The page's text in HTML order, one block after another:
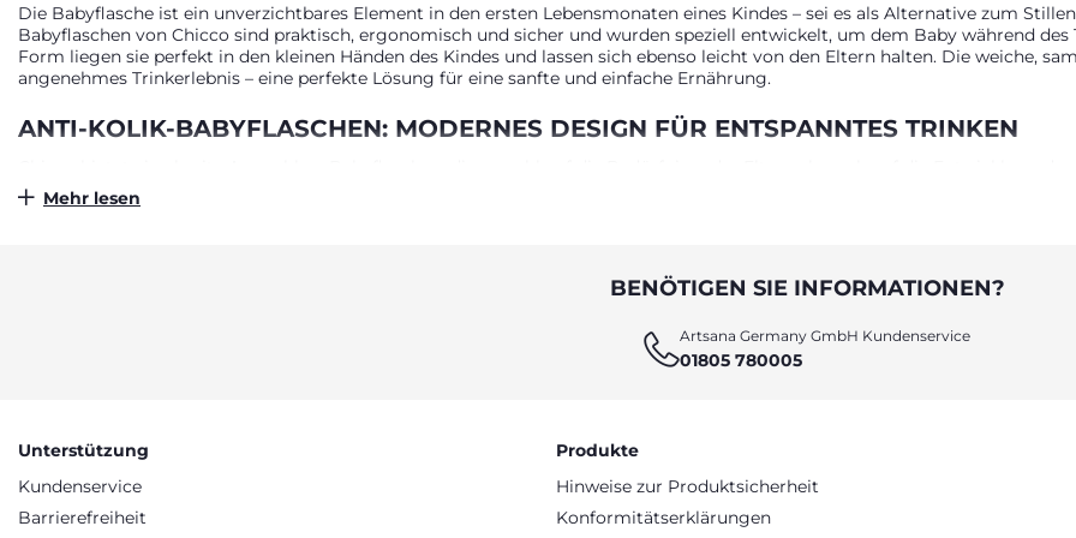
Die Babyflasche ist ein unverzichtbares Element in den ersten Lebensmonaten eines Kindes – sei es als Alternative zum
Babyflaschen von Chicco sind praktisch, ergonomisch und sicher und wurden speziell entwickelt, um dem Baby während
Form liegen sie perfekt in den kleinen Händen des Kindes und lassen sich ebenso leicht von den Eltern halten. Die weiche,
angenehmes Trinkerlebnis – eine perfekte Lösung für eine sanfte und einfache Ernährung.
ANTI-KOLIK-BABYFLASCHEN: MODERNES DESIGN FÜR ENTSPANNTES TRINKEN
hitzebeständig und widerstandsfähig gegenüber Temperaturschwankungen. Die ergonomische Form sorgt für eine einfache
biofunktionalen Anti-Kolik-Babyflaschen der PERFECT 5 Serie bieten ein besonders natürliches Trinkerlebnis. Ihr
Tropfschutzdeckel gewährleisten eine hygienische und sichere Nutzung, während der abschraubbare Boden eine gründliche
Säuglingsnahrung oder Brei schnell und schonend zu erwärmen Mit den Babyflaschen und dem passenden Zubehör von
Mehr lesen
BENÖTIGEN SIE INFORMATIONEN?
Artsana Germany GmbH Kundenservice
01805 780005
Unterstützung
Kundenservice
Barrierefreiheit
Produkte
Hinweise zur Produktsicherheit
Konformitätserklärungen